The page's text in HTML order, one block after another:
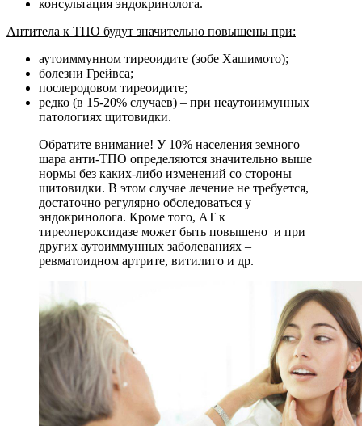
консультация эндокринолога.
Антитела к ТПО будут значительно повышены при:
аутоиммунном тиреоидите (зобе Хашимото);
болезни Грейвса;
послеродовом тиреоидите;
редко (в 15-20% случаев) – при неаутоиимунных
патологиях щитовидки.
Обратите внимание! У 10% населения земного
шара анти-ТПО определяются значительно выше
нормы без каких-либо изменений со стороны
щитовидки. В этом случае лечение не требуется,
достаточно регулярно обследоваться у
эндокринолога. Кроме того, АТ к
тиреопероксидазе может быть повышено и при
других аутоиммунных заболеваниях –
ревматоидном артрите, витилиго и др.